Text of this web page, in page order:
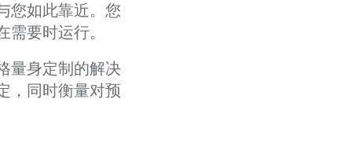
您如此靠近。您
需要时运行。
量身定制的解决
，同时衡量对预